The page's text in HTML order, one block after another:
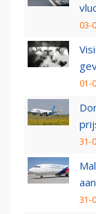
03-
01-
31-
31-